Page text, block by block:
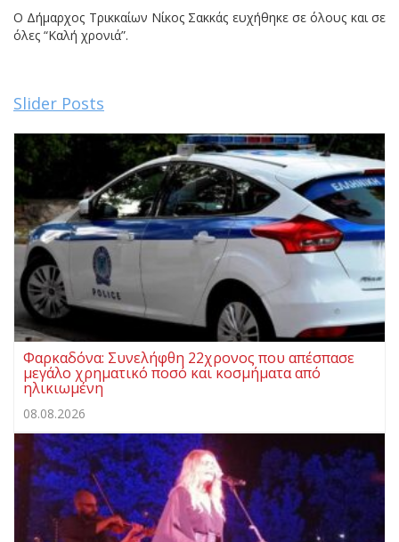
Ο Δήμαρχος Τρικκαίων Νίκος Σακκάς ευχήθηκε σε όλους και σε
όλες “Καλή χρονιά”.
Slider Posts
Φαρκαδόνα: Συνελήφθη 22χρονος που απέσπασε
μεγάλο χρηματικό ποσό και κοσμήματα από
ηλικιωμένη
08.08.2026